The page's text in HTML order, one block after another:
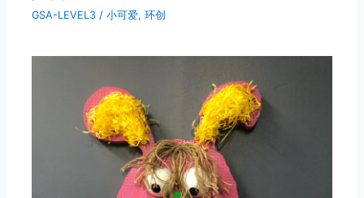
GSA-LEVEL3 /小可爱,环创